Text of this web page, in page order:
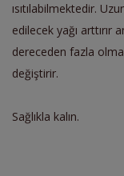
ısıtılabilmektedir.
edilecek yağı arttırır
dereceden fazla
değiştirir.
Sağlıkla kalın.